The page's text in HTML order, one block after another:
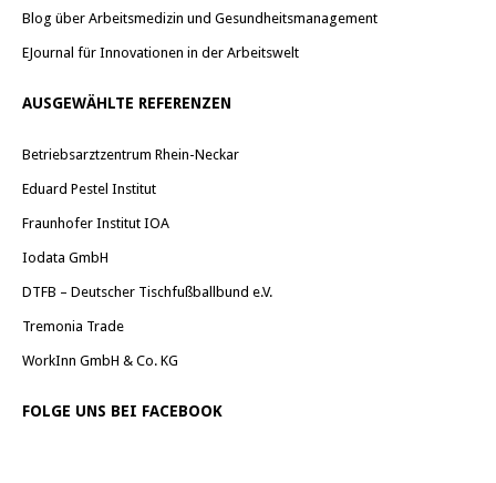
Blog über Arbeitsmedizin und Gesundheitsmanagement
EJournal für Innovationen in der Arbeitswelt
AUSGEWÄHLTE REFERENZEN
Betriebsarztzentrum Rhein-Neckar
Eduard Pestel Institut
Fraunhofer Institut IOA
Iodata GmbH
DTFB – Deutscher Tischfußballbund e.V.
Tremonia Trade
WorkInn GmbH & Co. KG
FOLGE UNS BEI FACEBOOK